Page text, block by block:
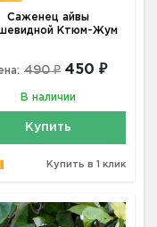
Саженец айвы
Ктюм-Жум
490 ₽ 450 ₽
В наличии
Купить
Купить в 1 клик